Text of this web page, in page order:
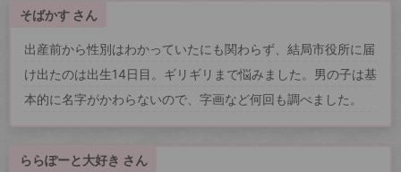
そばかす さん
出産前から性別はわかっていたにも関わらず、結局市役所に届
け出たのは出生14日目。ギリギリまで悩みました。男の子は基
本的に名字がかわらないので、字画など何回も調べました。
ららぽーと大好き さん